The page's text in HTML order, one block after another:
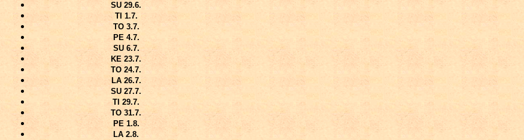
SU 29.6.
TI 1.7.
TO 3.7.
PE 4.7.
SU 6.7.
KE 23.7.
TO 24.7.
LA 26.7.
SU 27.7.
TI 29.7.
TO 31.7.
PE 1.8.
LA 2.8.